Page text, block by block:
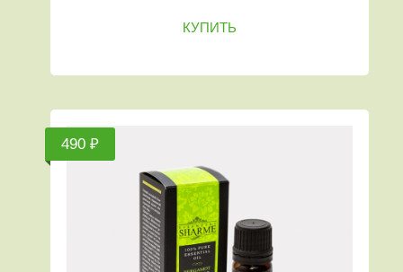
КУПИТЬ
490 ₽